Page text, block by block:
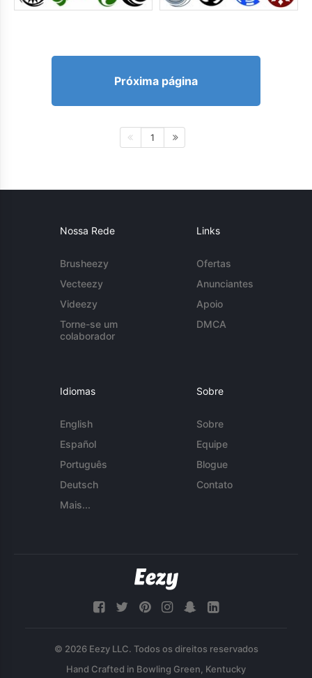
Próxima página
1
Nossa Rede
Brusheezy
Vecteezy
Videezy
Torne-se um
colaborador
Links
Ofertas
Anunciantes
Apoio
DMCA
Idiomas
English
Español
Português
Deutsch
Mais...
Sobre
Sobre
Equipe
Blogue
Contato
© 2026 Eezy LLC. Todos os direitos reservados